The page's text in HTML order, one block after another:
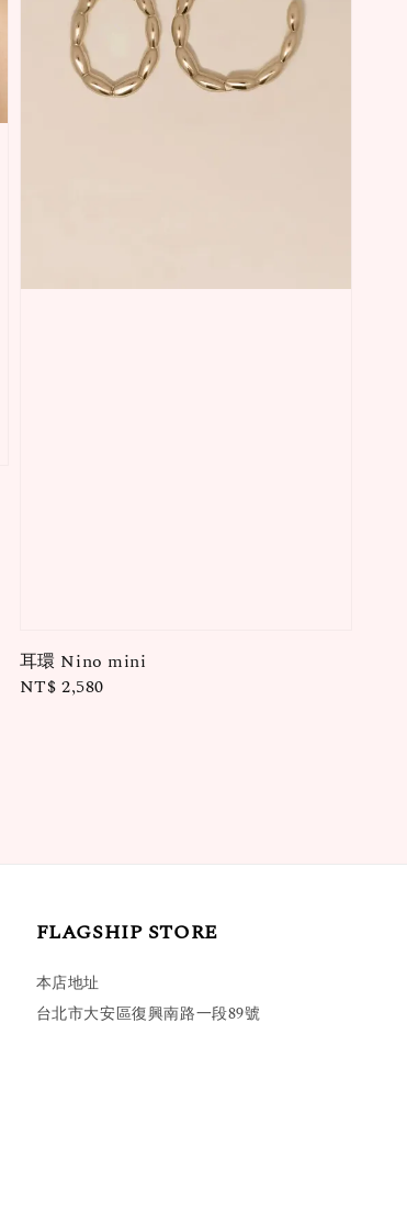
耳環 Nino mini
Regular
NT$ 2,580
FLAGSHIP STORE
本店地址
台北市大安區復興南路一段89號